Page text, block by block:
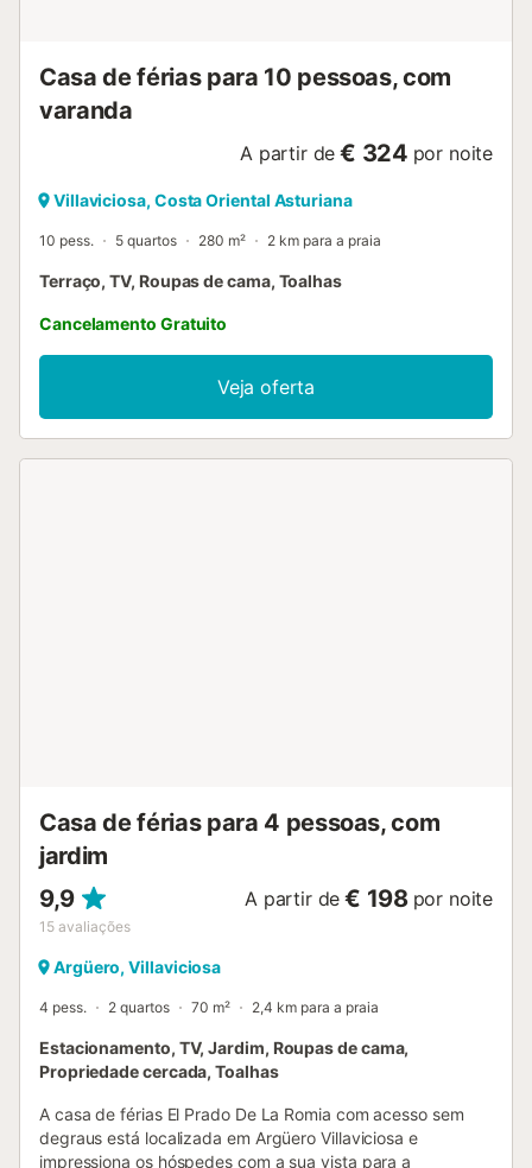
Casa de férias para 10 pessoas, com
varanda
A partir de € 324 por noite
Villaviciosa, Costa Oriental Asturiana
10 pess. 5 quartos 280 m² 2 km para a praia
Terraço, TV, Roupas de cama, Toalhas
Cancelamento Gratuito
Veja oferta
Casa de férias para 4 pessoas, com
jardim
9,9
15 avaliações
A partir de € 198 por noite
Argüero, Villaviciosa
4 pess. 2 quartos 70 m² 2,4 km para a praia
Estacionamento, TV, Jardim, Roupas de cama,
Propriedade cercada, Toalhas
A casa de férias El Prado De La Romia com acesso sem
degraus está localizada em Argüero Villaviciosa e
impressiona os hóspedes com a sua vista para a